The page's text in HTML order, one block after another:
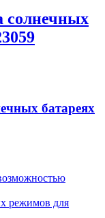
солнечных
батареях
режимов для